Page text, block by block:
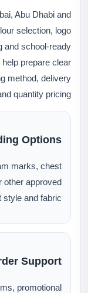
Abu Dhabi and
selection, logo
and school-ready
prepare clear
method, delivery
quantity pricing.
Options
marks, chest
other approved
and fabric.
Support
promotional